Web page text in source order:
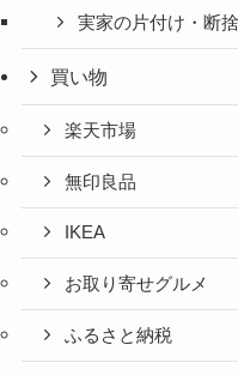
実家の片付け・断
買い物
楽天市場
無印良品
IKEA
お取り寄せグルメ
ふるさと納税